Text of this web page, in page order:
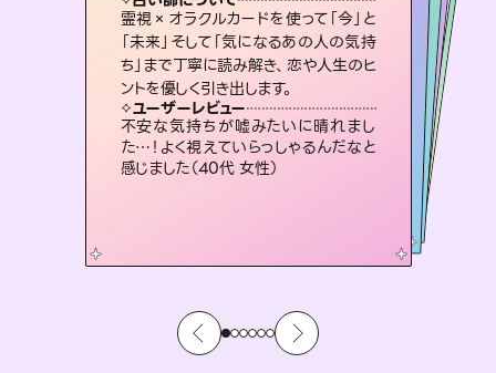
霊視×オラクルカードを使って「今」と
「未来」そして「気になるあの人の気持
ち」まで丁寧に読み解き、恋や人生のヒ
ントを優しく引き出します。
ユーザーレビュー
不安な気持ちが嘘みたいに晴れまし
た…！よく視えていらっしゃるんだなと
感じました（40代 女性）
復縁、恋愛、不倫の行方、同性愛や片
思い、仕事関係や借金問題まで知りた
いことや心の負担になっていることを
紐解き、背中をそっと押して導きます。
ユーザーレビュー
安心感のあり、言い切ってくれる所や濁
さない鑑定のおかげで、毎回自分の気
持ちを整えられます（30代 男性）
連絡再開、復縁、成就などの報告実績
多数。セラピストとして2万超の施術経
験があるからこそできる鑑定で、より良
い未来をサポートします。
ユーザーレビュー
とても心温まる鑑定でした。しかもこち
らは何も言っていないのに視えていらっ
しゃるんだなと驚きです（30代女性）
未来には何パターンもの選択肢があります。不安で視えにくくなっているあなたの素敵な未来を見つけ、その未来を選択できるようアドバイスします。
ユーザーレビュー
職場の人の性質や人間関係、本心など
本当によく視えていてびっくり。対策が
打てて前向きになれます（40代）
恋愛のお悩みの中でも特に「曖昧な関
係」の相談を得意としており、友達以上
恋人未満なお相手との今後や本音を丁
寧に読み解き恋愛成就へと導きます。
ユーザーレビュー
鑑定していただいてアドバイス通りに行
動すると仲が復活してきました。ありが
とうございました（40代 女性）
占い師について
3,700年以上の歴史を持つ東洋最古の
占術「易占」で詳細まで占い、幸せへ向
かう道筋を示します。厳しい結果にも具
体的な対策をお伝えします。
ユーザーレビュー
複雑な背景もしっかり聞いて鑑定して
いただけました。気持ちが楽になりまし
た（50代 女性）